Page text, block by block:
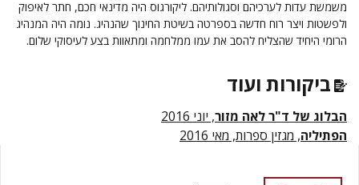
משמשת עדות לערכיהם וסגולותיהם. ליקורגוס היה מדינאי חכם, חתר לאיפוק
ולפשטות ויצר רוח חדשה בספרטה בשיטת החינוך שהנהיג. נומה היה המנהיג
הרומי היחיד שהצליח להסב את עמו ממלחמה ומתאוות בצע לעיסוקי שלום.
ביקורות ועוד
הבלוג של ד"ר לאה מזור, יוני 2016
הפתיליה, מגזין ספרות, מאי 2016